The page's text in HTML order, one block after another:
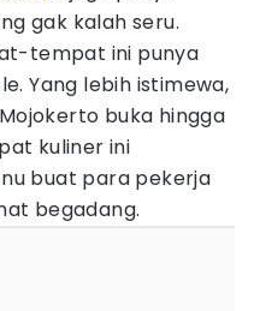
gak kalah seru.
tempat ini punya
Yang lebih istimewa,
buka hingga
kuliner ini
buat para pekerja
begadang.